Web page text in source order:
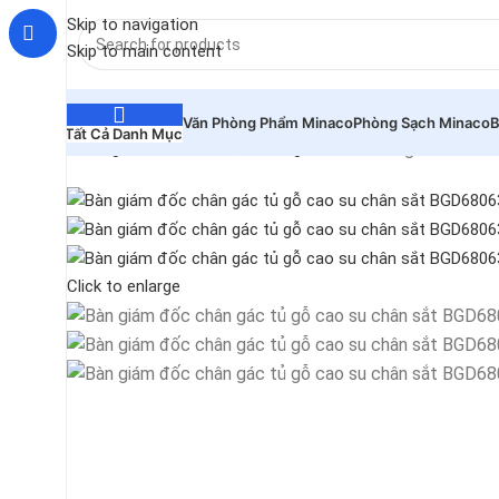
Skip to navigation
Skip to main content
Tất Cả Danh Mục
Văn Phòng Phẩm MinacoPhòng Sạch Minaco
Trang chủ Bàn làm việc
Click to enlarge